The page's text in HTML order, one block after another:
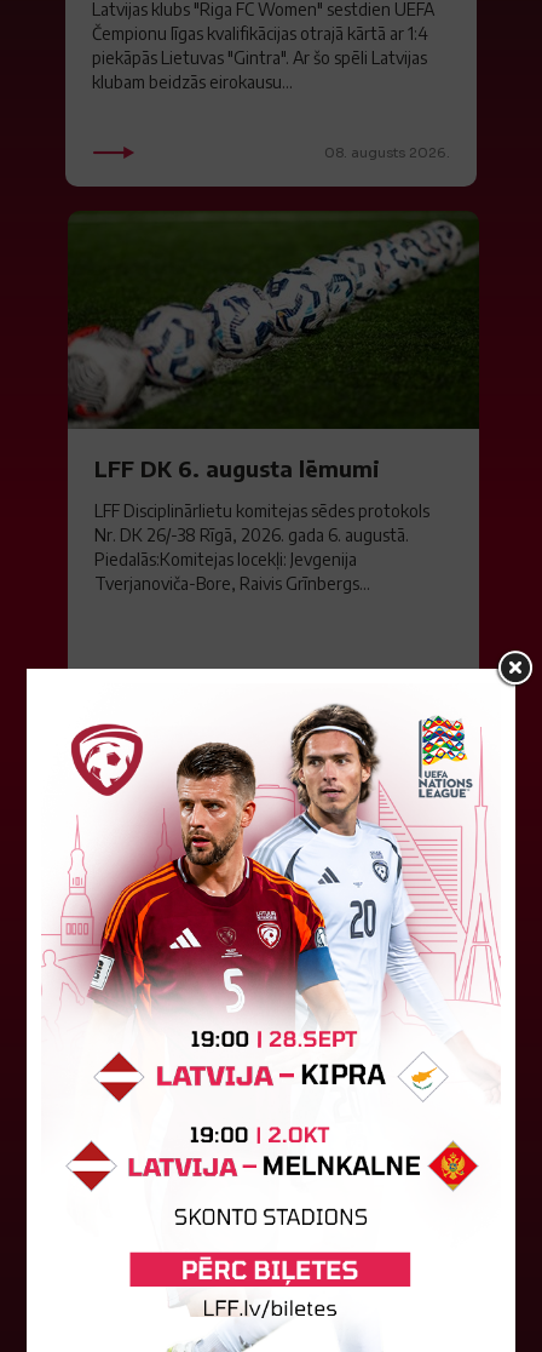
Latvijas klubs "Riga FC Women" sestdien UEFA
Čempionu līgas kvalifikācijas otrajā kārtā ar 1:4
piekāpās Lietuvas "Gintra". Ar šo spēli Latvijas
klubam beidzās eirokausu...
08. augusts 2026.
LFF DK 6. augusta lēmumi
LFF Disciplinārlietu komitejas sēdes protokols
Nr. DK 26/-38 Rīgā, 2026. gada 6. augustā.
Piedalās:Komitejas locekļi: Jevgenija
Tverjanoviča-Bore, Raivis Grīnbergs...
"Riga FC" iegūst handikapu, RFS
būs jāatspēlējas
Ceturtdienas vakarā savas spēles UEFA
Konferences līgas kvalifikācijas trešajā kārtā
0:2 zaudēja Čehijas "Jablonec"...
06. augusts 2026.